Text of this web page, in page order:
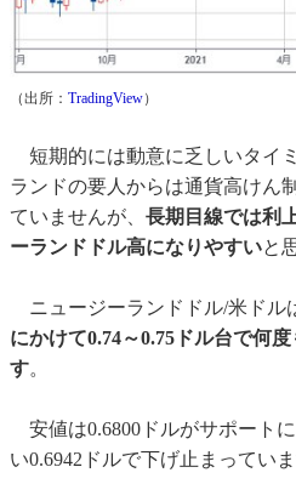
（出所： TradingView）
短期的には動意に乏しいタイ
ランドの要人からは通貨高けん
ていませんが、 長期目線では利
ーランドドル高になりやすいと
ニュージーランドドル/米ドル
にかけて0.74～0.75ドル台で何
す。
安値は0.6800ドルがサポート
い0.6942ドルで下げ止まっていま